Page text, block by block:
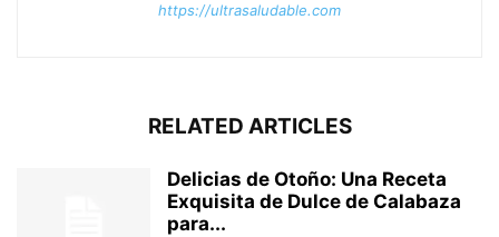
https://ultrasaludable.com
RELATED ARTICLES
Delicias de Otoño: Una Receta
Exquisita de Dulce de Calabaza
para...